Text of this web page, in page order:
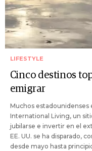
LIFESTYLE
Cinco destinos
emigrar
Muchos estadounidenses
International Living, un
jubilarse e invertir en el
EE. UU. se ha disparado,
desde mayo hasta